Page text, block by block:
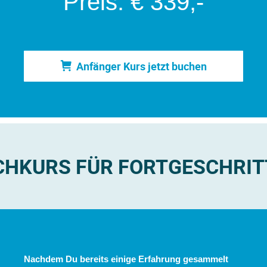
Anfänger Kurs jetzt buchen
FÜR
Nachdem Du bereits einige Erfahrung gesammelt